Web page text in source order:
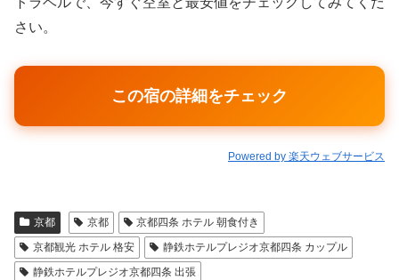
さい。
この宿の詳細をチェック
Powered by 楽天ウェブサービス
京都 京都
京都四条 ホテル 朝食付き
京都観光 ホテル 格安
静鉄ホテルプレジオ京都四条 カップル
静鉄ホテルプレジオ京都四条 出張